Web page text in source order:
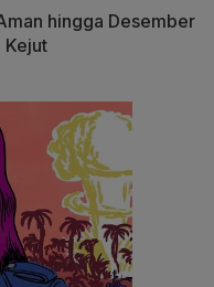
hingga Desember
Kejut